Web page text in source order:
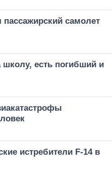
пассажирский самолет
есть погибший и
истребители F-14 в